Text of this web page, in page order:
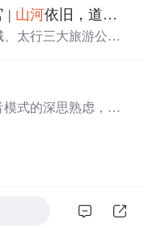
具象可感的真实存
，是抵御异化、锚
| 山河依旧，道路常新
太行三大旅游公
动文化旅游深度融
式的深思熟虑，游